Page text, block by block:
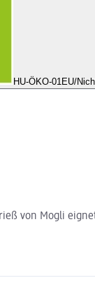
HU-ÖKO-01 EU/
von Mogli